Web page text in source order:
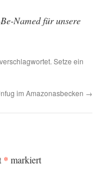
Named für unsere
verschlagwortet. Setze ein
im Amazonasbecken →
* markiert